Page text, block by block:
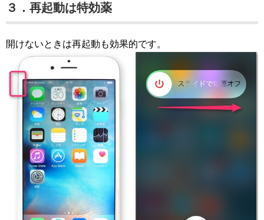
３．再起動は特効薬
開けないときは再起動も効果的です。